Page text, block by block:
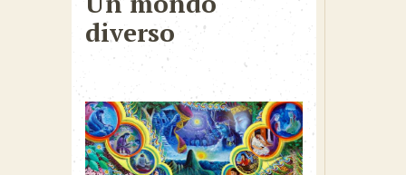
diverso